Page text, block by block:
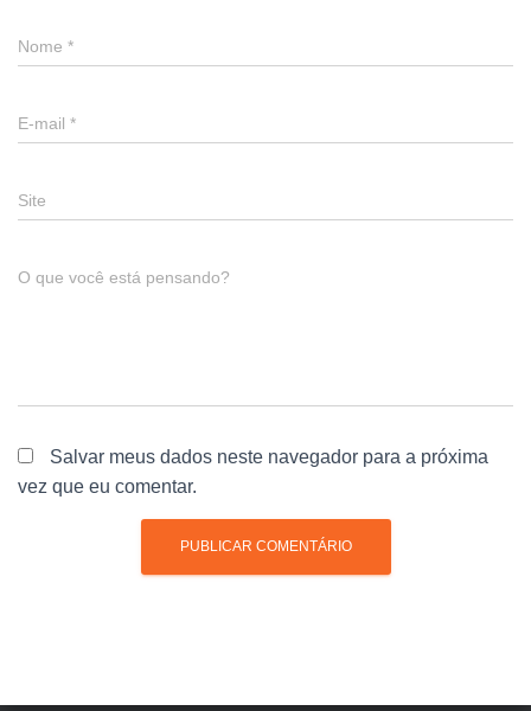
Nome *
E-mail *
Site
O que você está pensando?
Salvar meus dados neste navegador para a próxima
vez que eu comentar.